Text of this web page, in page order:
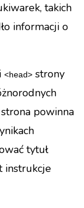
takich
informacji o
<head> strony
powinna
tytuł
instrukcje